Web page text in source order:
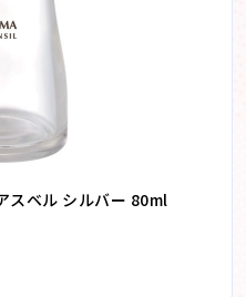
スベル シルバー 80ml